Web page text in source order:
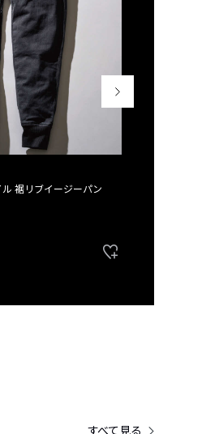
裾リブイージーパン
すべて見る